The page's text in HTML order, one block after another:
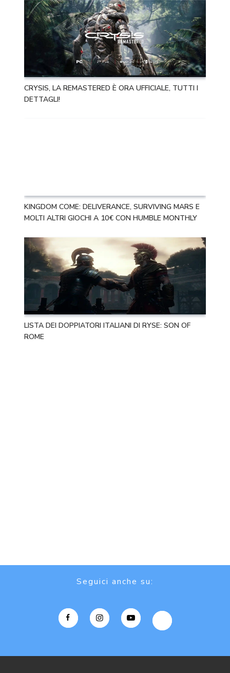
CRYSIS, LA REMASTERED È ORA UFFICIALE, TUTTI I
DETTAGLI!
KINGDOM COME: DELIVERANCE, SURVIVING MARS E
MOLTI ALTRI GIOCHI A 10€ CON HUMBLE MONTHLY
LISTA DEI DOPPIATORI ITALIANI DI RYSE: SON OF
ROME
Seguici anche su: